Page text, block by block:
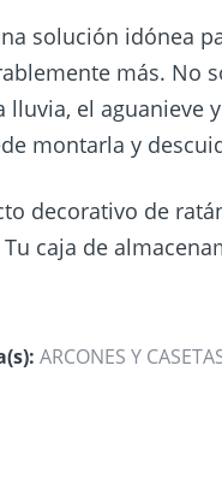
solución idónea
más. No
lluvia, el aguanieve
montarla y
decorativo de
caja de
ARCONES Y